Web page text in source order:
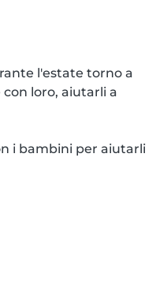
l'estate torno a
loro, aiutarli a
i bambini per aiutarli